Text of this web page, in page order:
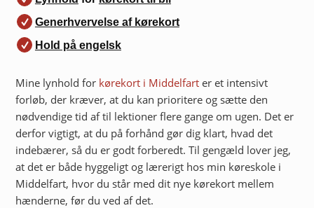
Generhvervelse af kørekort
Hold på engelsk
Mine lynhold for kørekort i Middelfart er et intensivt
forløb, der kræver, at du kan prioritere og sætte den
nødvendige tid af til lektioner flere gange om ugen. Det er
derfor vigtigt, at du på forhånd gør dig klart, hvad det
indebærer, så du er godt forberedt. Til gengæld lover jeg,
at det er både hyggeligt og lærerigt hos min køreskole i
Middelfart, hvor du står med dit nye kørekort mellem
hænderne, før du ved af det.